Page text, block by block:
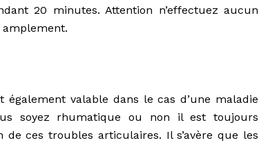
20 minutes. Attention n’effectuez aucun
amplement.
valable dans le cas d’une maladie
soyez rhumatique ou non il est toujours
de ces troubles articulaires. Il s’avère que les